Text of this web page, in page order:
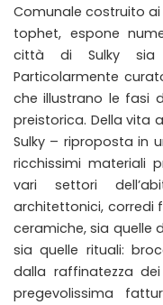
Comunale costruito
tophet, espone
città di Sulky sia
Particolarmente
che illustrano le fasi
preistorica. Della vita
Sulky – riproposta in
ricchissimi materiali
vari settori
architettonici, corredi
ceramiche, sia quelle
sia quelle rituali:
dalla raffinatezza
pregevolissima